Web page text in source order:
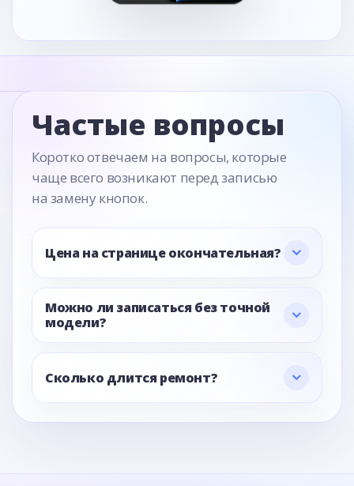
Частые вопросы
Коротко отвечаем на вопросы, которые
чаще всего возникают перед записью
на замену кнопок.
Цена на странице окончательная?
Можно ли записаться без точной
модели?
Сколько длится ремонт?